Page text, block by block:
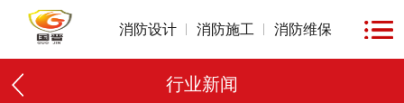
消防设计 消防施工 消防维保
行业新闻